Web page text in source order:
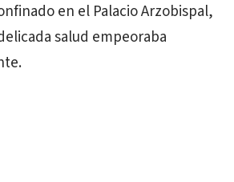
en el Palacio Arzobispal,
salud empeoraba